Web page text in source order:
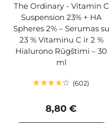
The Ordinary - Vitamin C
Suspension 23% + HA
Spheres 2% – Serumas su
23 % Vitaminu C ir 2 %
Hialurono Rūgštimi – 30
ml
602
8,80 €